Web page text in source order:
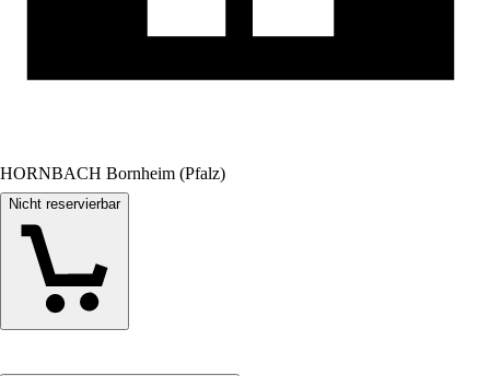
HORNBACH Bornheim (Pfalz)
Nicht reservierbar